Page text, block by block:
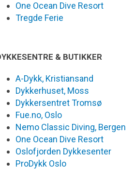
One Ocean Dive Resort
Tregde Ferie
& BUTIKKER
A-Dykk, Kristiansand
Dykkerhuset, Moss
Dykkersentret Tromsø
Fue.no, Oslo
Nemo Classic Diving, Bergen
One Ocean Dive Resort
Oslofjorden Dykkesenter
ProDykk Oslo